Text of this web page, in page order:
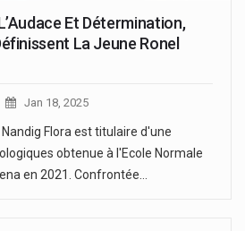
Et Détermination,
La Jeune Ronel
Jan 18, 2025
Flora est titulaire d'une
obtenue à l'Ecole Normale
en 2021. Confrontée…